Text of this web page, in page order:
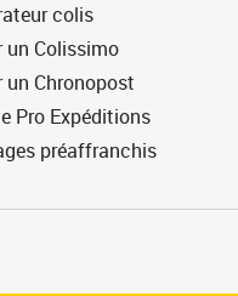
colis
un Colissimo
un Chronopost
Pro Expéditions
préaffranchis